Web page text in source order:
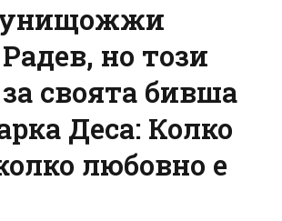
унищожжи
но този
своята бивша
Деса: Колко
любовно е